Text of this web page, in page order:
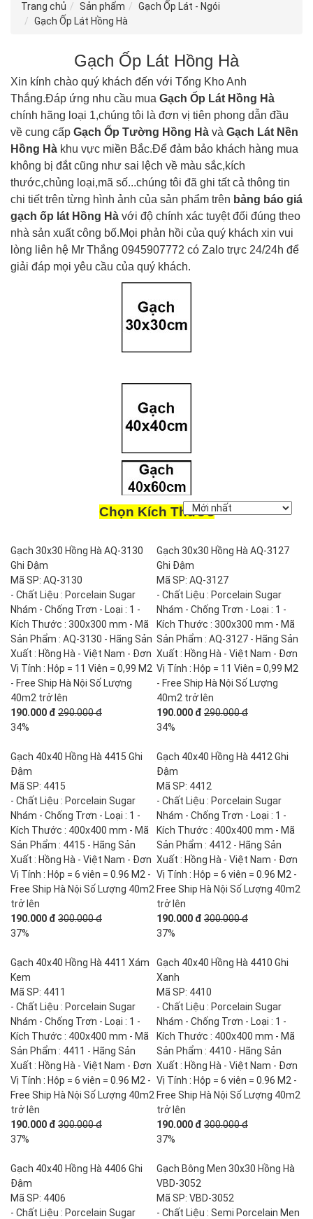
Trang chủ
Sản phẩm
Gạch Ốp Lát - Ngói
Gạch Ốp Lát Hồng Hà
Gạch Ốp Lát Hồng Hà
Xin kính chào quý khách đến với Tổng Kho Anh
Thắng.Đáp ứng nhu cầu mua Gạch Ốp Lát Hồng Hà
chính hãng loại 1,chúng tôi là đơn vị tiên phong dẫn đầu
về cung cấp Gạch Ốp Tường Hồng Hà và Gạch Lát Nền
Hồng Hà khu vực miền Bắc.Để đảm bảo khách hàng mua
không bị đắt cũng như sai lệch về màu sắc,kích
thước,chủng loại,mã số...chúng tôi đã ghi tất cả thông tin
chi tiết trên từng hình ảnh của sản phẩm trên bảng báo giá
gạch ốp lát Hồng Hà với độ chính xác tuyệt đối đúng theo
nhà sản xuất công bố.Mọi phản hồi của quý khách xin vui
lòng liên hệ Mr Thắng 0945907772 có Zalo trực 24/24h để
giải đáp mọi yêu cầu của quý khách.
Chọn Kích Thước
Gạch 30x30 Hồng Hà AQ-3130
Ghi Đậm
Mã SP: AQ-3130
- Chất Liệu : Porcelain Sugar
Nhám - Chống Trơn - Loại : 1 -
Kích Thước : 300x300 mm - Mã
Sản Phẩm : AQ-3130 - Hãng Sản
Xuất : Hồng Hà - Việt Nam - Đơn
Vị Tính : Hộp = 11 Viên = 0,99 M2
- Free Ship Hà Nội Số Lượng
40m2 trở lên
190.000 đ 290.000 đ
34%
Gạch 30x30 Hồng Hà AQ-3127
Ghi Đậm
Mã SP: AQ-3127
- Chất Liệu : Porcelain Sugar
Nhám - Chống Trơn - Loại : 1 -
Kích Thước : 300x300 mm - Mã
Sản Phẩm : AQ-3127 - Hãng Sản
Xuất : Hồng Hà - Việt Nam - Đơn
Vị Tính : Hộp = 11 Viên = 0,99 M2
- Free Ship Hà Nội Số Lượng
40m2 trở lên
190.000 đ 290.000 đ
34%
Gạch 40x40 Hồng Hà 4415 Ghi
Đậm
Mã SP: 4415
- Chất Liệu : Porcelain Sugar
Nhám - Chống Trơn - Loại : 1 -
Kích Thước : 400x400 mm - Mã
Sản Phẩm : 4415 - Hãng Sản
Xuất : Hồng Hà - Việt Nam - Đơn
Vị Tính : Hộp = 6 viên = 0.96 M2 -
Free Ship Hà Nội Số Lượng 40m2
trở lên
190.000 đ 300.000 đ
37%
Gạch 40x40 Hồng Hà 4412 Ghi
Đậm
Mã SP: 4412
- Chất Liệu : Porcelain Sugar
Nhám - Chống Trơn - Loại : 1 -
Kích Thước : 400x400 mm - Mã
Sản Phẩm : 4412 - Hãng Sản
Xuất : Hồng Hà - Việt Nam - Đơn
Vị Tính : Hộp = 6 viên = 0.96 M2 -
Free Ship Hà Nội Số Lượng 40m2
trở lên
190.000 đ 300.000 đ
37%
Gạch 40x40 Hồng Hà 4411 Xám
Kem
Mã SP: 4411
- Chất Liệu : Porcelain Sugar
Nhám - Chống Trơn - Loại : 1 -
Kích Thước : 400x400 mm - Mã
Sản Phẩm : 4411 - Hãng Sản
Xuất : Hồng Hà - Việt Nam - Đơn
Vị Tính : Hộp = 6 viên = 0.96 M2 -
Free Ship Hà Nội Số Lượng 40m2
trở lên
190.000 đ 300.000 đ
37%
Gạch 40x40 Hồng Hà 4410 Ghi
Xanh
Mã SP: 4410
- Chất Liệu : Porcelain Sugar
Nhám - Chống Trơn - Loại : 1 -
Kích Thước : 400x400 mm - Mã
Sản Phẩm : 4410 - Hãng Sản
Xuất : Hồng Hà - Việt Nam - Đơn
Vị Tính : Hộp = 6 viên = 0.96 M2 -
Free Ship Hà Nội Số Lượng 40m2
trở lên
190.000 đ 300.000 đ
37%
Gạch 40x40 Hồng Hà 4406 Ghi
Đậm
Mã SP: 4406
- Chất Liệu : Porcelain Sugar
Gạch Bông Men 30x30 Hồng Hà
VBD-3052
Mã SP: VBD-3052
- Chất Liệu : Semi Porcelain Men